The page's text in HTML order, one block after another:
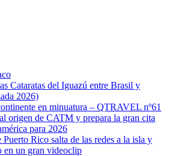
Cataratas del Iguazú entre Brasil y
2026)
en minuatura – QTRAVEL nº61
origen de CATM y prepara la gran cita
para 2026
Rico salta de las redes a la isla y
en un gran videoclip